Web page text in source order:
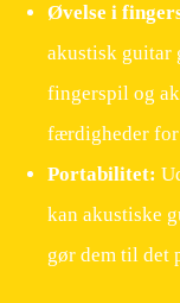
Øvelse i
akustisk guitar
fingerspil og
færdigheder
Portabilitet:
kan akustiske
gør dem til det